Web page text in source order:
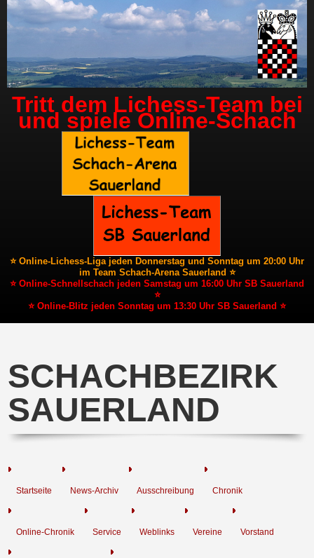
Tritt dem Lichess-Team bei
und spiele Online-Schach
⭐ Online-Lichess-Liga jeden Donnerstag und Sonntag um 20:00 Uhr
im Team Schach-Arena Sauerland ⭐
⭐ Online-Schnellschach jeden Samstag um 16:00 Uhr SB Sauerland
⭐
⭐ Online-Blitz jeden Sonntag um 13:30 Uhr SB Sauerland ⭐
SCHACHBEZIRK
SAUERLAND
Startseite News-Archiv Ausschreibung Chronik
Online-Chronik Service Weblinks Vereine Vorstand